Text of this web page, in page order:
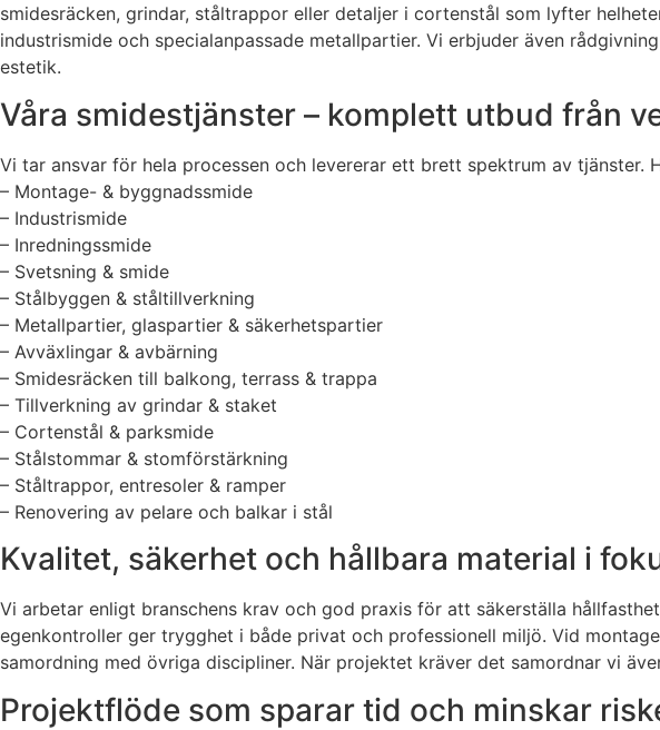
smidesräcken, grindar, ståltrappor eller detaljer i cortenstål som lyfter
industrismide och specialanpassade metallpartier. Vi erbjuder även
estetik.
Våra smidestjänster – komplett utbud från
Vi tar ansvar för hela processen och levererar ett brett spektrum av tjänster.
– Montage- & byggnadssmide
– Industrismide
– Inredningssmide
– Svetsning & smide
– Stålbyggen & ståltillverkning
– Metallpartier, glaspartier & säkerhetspartier
– Avväxlingar & avbärning
– Smidesräcken till balkong, terrass & trappa
– Tillverkning av grindar & staket
– Cortenstål & parksmide
– Stålstommar & stomförstärkning
– Ståltrappor, entresoler & ramper
– Renovering av pelare och balkar i stål
Kvalitet, säkerhet och hållbara material i
Vi arbetar enligt branschens krav och god praxis för att säkerställa
egenkontroller ger trygghet i både privat och professionell miljö. Vid
samordning med övriga discipliner. När projektet kräver det samordnar vi
Projektflöde som sparar tid och minskar